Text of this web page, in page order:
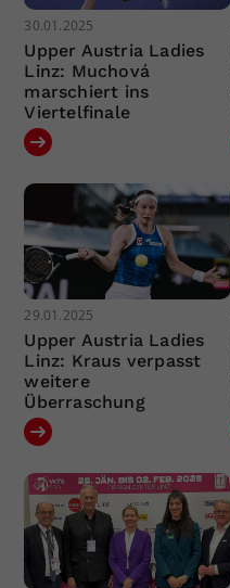
30.01.2025
Upper Austria Ladies
Linz: Muchová
marschiert ins
Viertelfinale
29.01.2025
Upper Austria Ladies
Linz: Kraus verpasst
weitere
Überraschung